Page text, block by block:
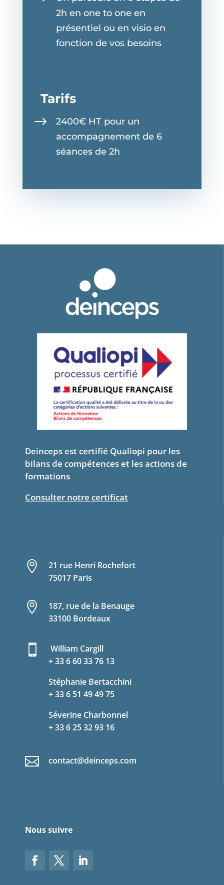
2h en one to one en
présentiel ou en visio en
fonction de vos besoins
Tarifs
$
2400€ HT pour un
accompagnement de 6
séances de 2h
Deinceps est certifié Qualiopi pour les
bilans de compétences et les actions de
formations
Consulter notre certificat

21 rue Henri Rochefort
75017 Paris

187, rue de la Benauge
33100 Bordeaux

William Cargill
+ 33 6 60 33 76 13
Stéphanie Bertacchini
+ 33 6 51 49 49 75
Séverine Charbonnel
+ 33 6 25 32 93 16
 contact@deinceps.com
Nous suivre